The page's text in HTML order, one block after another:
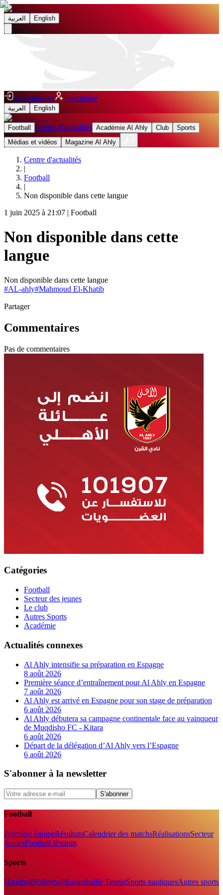
العربية English
Se connecter Inscription
العربية English
Football Centre d'actualités Académie Al Ahly Club
Sports
Médias et vidéos
Magazine Al Ahly
Centre d'actualités
|
Football
|
Non disponible dans cette langue
1 juin 2025 à 21:07 | Football
Non disponible dans cette
langue
Non disponible dans cette langue
#AL-ahly#Mahmoud El-Khatib
Partager
Commentaires
Pas de commentaires
Catégories
Football
Secteur des jeunes
Le club
Autres Sports
Académie
Actualités connexes
Al Ahly intensifie sa préparation en Espagne
8 août 2026
Première séance d’entraînement pour Al Ahly en Espagne
7 août 2026
Al Ahly est arrivé en Espagne pour son stage de préparation
6 août 2026
Al Ahly débutera sa campagne continentale face au vainqueur
de Muqdisho FC - Kitara
6 août 2026
Départ de la délégation d’Al Ahly vers l’Espagne
6 août 2026
S'abonner à la newsletter
S'abonner
Football
Première équipeRésultatsCalendrier des matchsRéalisationsSecteur
JeunesFootball féminin
Sports
HandballVolleyballBasketballle TennisSports nautiquesAutres sports